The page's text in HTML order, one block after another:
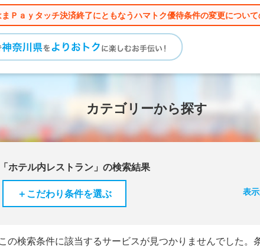
まＰａｙタッチ決済終了にともなうハマトク優待条件の変更につい
カテゴリーから探す
ホテル内レストラン」の検索結果
＋こだわり条件を選ぶ 表
の検索条件に該当するサービスが見つかりませんでした。